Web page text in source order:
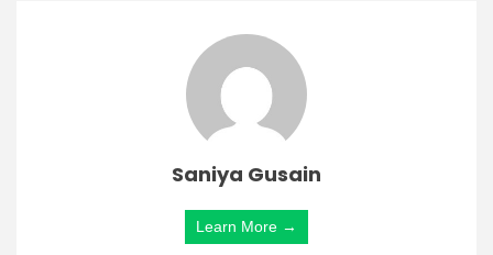
Saniya Gusain
Learn More →